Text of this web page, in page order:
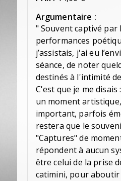
Argumentaire :
" Souvent captivé par
performances
j’assistais, j'ai eu
séance, de noter
destinés à l'intimité
C'est que je me
un moment
important, parfois
restera que le
"Captures" de
répondent à aucun
être celui de la prise
catimini, pour aboutir